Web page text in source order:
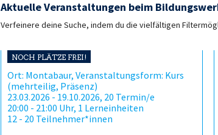
Aktuelle Veranstaltungen beim
Verfeinere deine Suche, indem du die vielfältigen
NOCH PLÄTZE FREI!
Ort: Montabaur, Veranstaltungsform: Kurs
(mehrteilig, Präsenz)
23.03.2026 - 19.10.2026, 20 Termin/e
20:00 - 21:00 Uhr, 1 Lerneinheiten
12 - 20 Teilnehmer*innen